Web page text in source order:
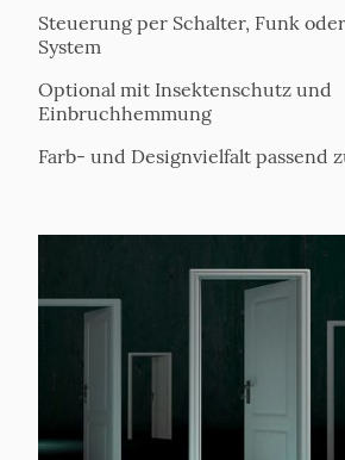
Steuerung per Schalter, Funk
System
Optional mit Insektenschutz und
Einbruchhemmung
Farb- und Designvielfalt passend